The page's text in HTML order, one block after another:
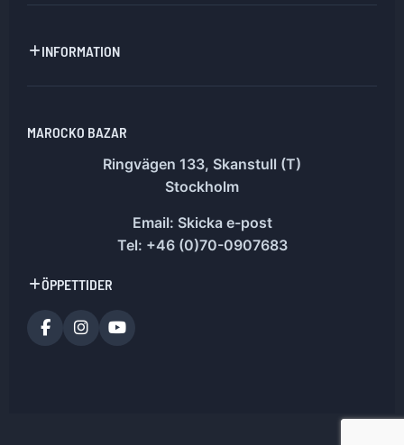
INFORMATION
MAROCKO BAZAR
Ringvägen 133, Skanstull (T)
Stockholm
Email: Skicka e-post
Tel: +46 (0)70-0907683
ÖPPETTIDER